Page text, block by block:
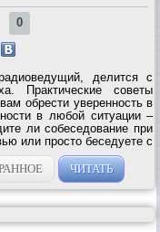
0
делится с
Практические советы
обрести уверенность в
в любой ситуации –
ли собеседование при
или просто беседуете с
ЧИТАТЬ